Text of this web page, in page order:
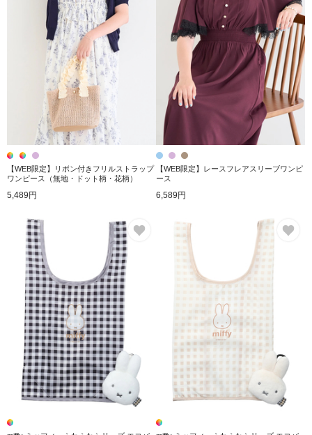
【WEB限定】リボン付きフリルストラップ
ワンピース（無地・ドット柄・花柄）
5,489円
【WEB限定】レースフレアスリーブワンピ
ース
6,589円
お気に入り